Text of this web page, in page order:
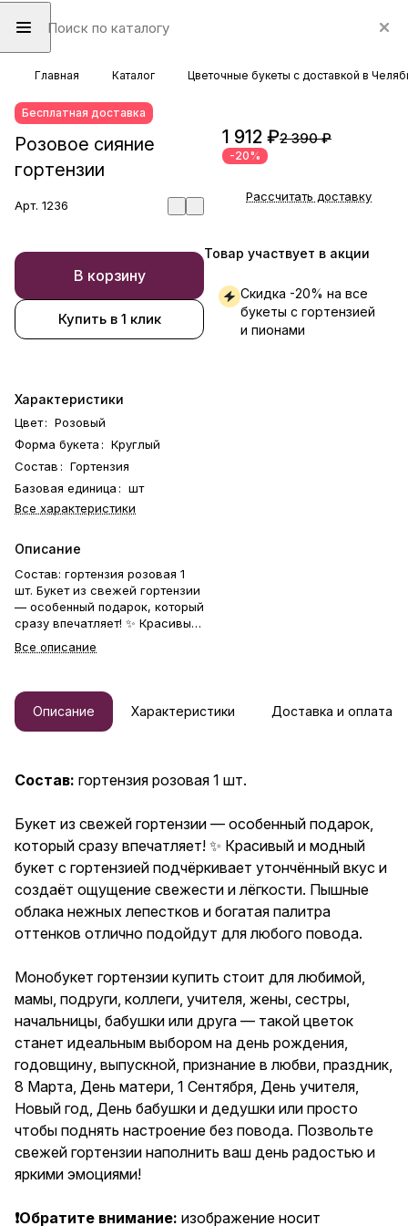
Главная Каталог Цветочные букеты с доставкой в
Бесплатная доставка
Розовое сияние
гортензии
Арт. 1236
В корзину
Купить в 1 клик
Характеристики
Цвет: Розовый
Форма букета : Круглый
Состав : Гортензия
Базовая единица : шт
Все характеристики
Описание
Состав: гортензия розовая 1
шт. Букет из свежей гортензии
— особенный подарок, который
сразу впечатляет! ✨ Красивый
подчёркивает утончённый вкус
и лёгкости. Пышные облака
нежных лепестков и богатая
палитра оттенков отлично
подруги, коллеги, учителя,
бабушки или друга — такой
цветок станет идеальным
выбором на день рождения,
годовщину, выпускной,
признание в любви, праздник,
8 Марта, День матери, 1
Сентября, День учителя, Новый
год, День бабушки и дедушки
Позвольте свежей гортензии
наполнить ваш день радостью
и яркими эмоциями!❗Обратите
внимание: изображение носит
иллюстративный характер —
реальный букет может немного
отличаться по оттенкам и
форме. Примерные размеры
указаны в карточке товара.
Все описание
1 912 ₽2 390 ₽
-20%
Рассчитать доставку
Товар участвует в акции
Скидка -20% на все
букеты с гортензией
и пионами
Описание Характеристики Доставка и оплата
Состав: гортензия розовая 1 шт.
Букет из свежей гортензии — особенный подарок,
который сразу впечатляет! ✨ Красивый и модный
букет с гортензией подчёркивает утончённый вкус и
создаёт ощущение свежести и лёгкости. Пышные
облака нежных лепестков и богатая палитра
оттенков отлично подойдут для любого повода.
Монобукет гортензии купить стоит для любимой,
мамы, подруги, коллеги, учителя, жены, сестры,
начальницы, бабушки или друга — такой цветок
станет идеальным выбором на день рождения,
годовщину, выпускной, признание в любви, праздник,
8 Марта, День матери, 1 Сентября, День учителя,
Новый год, День бабушки и дедушки или просто
чтобы поднять настроение без повода. Позвольте
свежей гортензии наполнить ваш день радостью и
яркими эмоциями!
❗Обратите внимание: изображение носит